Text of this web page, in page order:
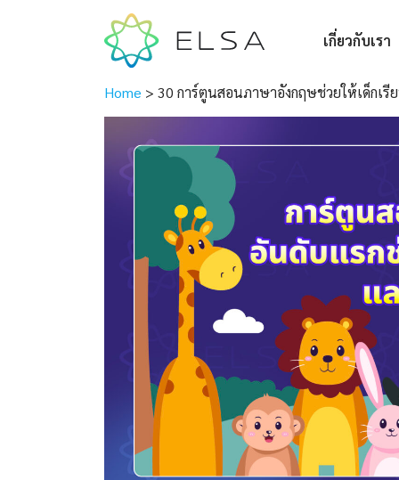
เกี่ยวกับเรา
Home > 30 การ์ตูนสอนภาษาอังกฤษช่วยให้เด็กเรี